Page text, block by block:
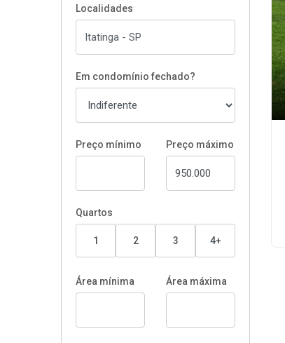
Localidades
Em condomínio fechado?
Preço mínimo Preço máximo
Quartos
1 2 3 4+
Área mínima Área máxima